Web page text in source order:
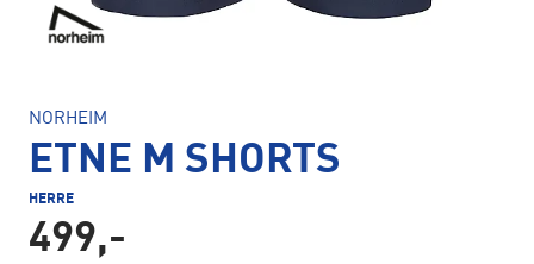
NORHEIM
ETNE M SHORTS
HERRE
499,-